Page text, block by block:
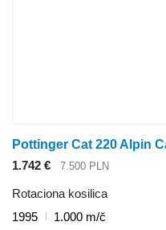
1.742 € 7.500 PLN
Rotaciona kosilica
1995
1.000 m/č